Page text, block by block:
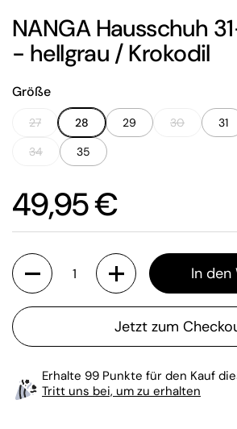
NANGA Hausschuh
- hellgrau / Krokodil
Größe
27 28 29 30 31
34
35
Preis:
49,95 €
Anzahl
In den
Jetzt zum
Erhalte 99 Punkte für den Kauf
Tritt uns bei, um zu erhalten